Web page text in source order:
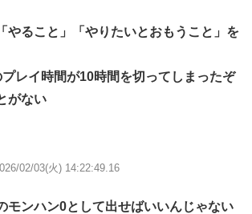
やること」「やりたいとおもうこと」を
レイ時間が10時間を切ってしまったぞ
がない
02/03(火) 14:22:49.16
モンハン0として出せばいいんじゃない